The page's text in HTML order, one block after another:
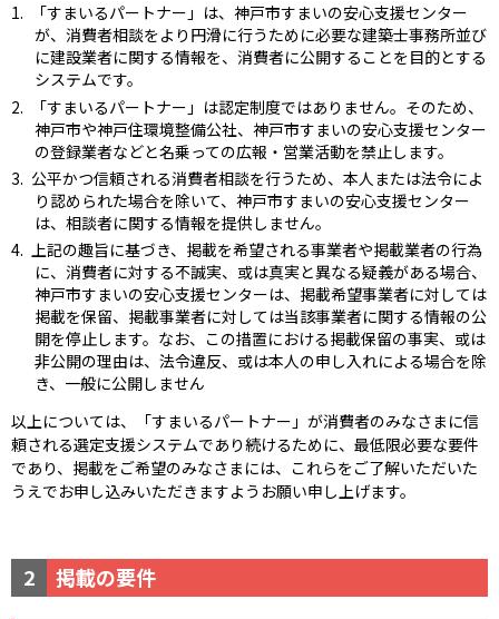
「すまいるパートナー」は、神戸市すまいの安心支援センター
が、消費者相談をより円滑に行うために必要な建築士事務所並び
に建設業者に関する情報を、消費者に公開することを目的とする
システムです。
「すまいるパートナー」は認定制度ではありません。そのため、
神戸市や神戸住環境整備公社、神戸市すまいの安心支援センター
の登録業者などと名乗っての広報・営業活動を禁止します。
公平かつ信頼される消費者相談を行うため、本人または法令によ
り認められた場合を除いて、神戸市すまいの安心支援センター
は、相談者に関する情報を提供しません。
上記の趣旨に基づき、掲載を希望される事業者や掲載業者の行為
に、消費者に対する不誠実、或は真実と異なる疑義がある場合、
神戸市すまいの安心支援センターは、掲載希望事業者に対しては
掲載を保留、掲載事業者に対しては当該事業者に関する情報の公
開を停止します。なお、この措置における掲載保留の事実、或は
非公開の理由は、法令違反、或は本人の申し入れによる場合を除
き、一般に公開しません
以上については、「すまいるパートナー」が消費者のみなさまに信
頼される選定支援システムであり続けるために、最低限必要な要件
であり、掲載をご希望のみなさまには、これらをご了解いただいた
うえでお申し込みいただきますようお願い申し上げます。
2 掲載の要件